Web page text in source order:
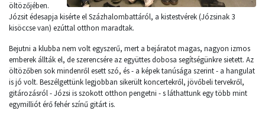
öltözőjében.
Józsit édesapja kisérte el Százhalombattáról, a kistestvérek (Józsinak 3
kisöccse van) ezúttal otthon maradtak.
Bejutni a klubba nem volt egyszerű, mert a bejáratot magas, nagyon izmos
emberek állták el, de szerencsére az együttes dobosa segítségünkre sietett. Az
öltözőben sok mindenről esett szó, és - a képek tanúsága szerint - a hangulat
is jó volt. Beszélgettünk legjobban sikerült koncertekről, jövőbeli tervekről,
gitározásról - Józsi is szokott otthon pengetni - s láthattunk egy több mint
egymilliót érő fehér színű gitárt is.